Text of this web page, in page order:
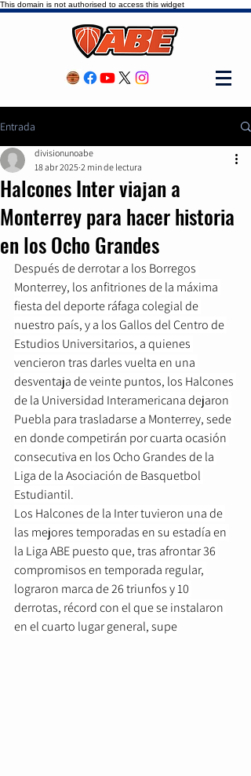
This domain is not authorised to access this widget
Entrada
Halcones Inter viajan a
Monterrey para hacer historia
en los Ocho Grandes
divisionunoabe
18 abr 2025 2 min de lectura
Después de derrotar a los Borregos
Monterrey, los anfitriones de la máxima
fiesta del deporte ráfaga colegial de
nuestro país, y a los Gallos del Centro de
Estudios Universitarios, a quienes
vencieron tras darles vuelta en una
desventaja de veinte puntos, los Halcones
de la Universidad Interamericana dejaron
Puebla para trasladarse a Monterrey, sede
en donde competirán por cuarta ocasión
consecutiva en los Ocho Grandes de la
Liga de la Asociación de Basquetbol
Estudiantil.
Los Halcones de la Inter tuvieron una de
las mejores temporadas en su estadía en
la Liga ABE puesto que, tras afrontar 36
compromisos en temporada regular,
lograron marca de 26 triunfos y 10
derrotas, récord con el que se instalaron
en el cuarto lugar general, supe